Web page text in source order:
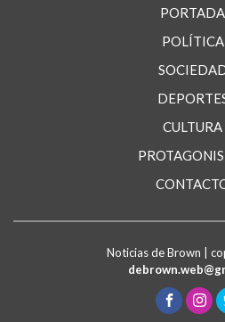
PORTADA
POLÍTICA
CULTURA
Noticias de Brown |